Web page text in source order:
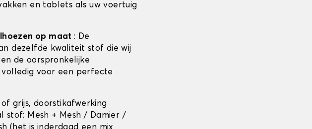
en tablets als uw voertuig
op maat: De
dezelfde kwaliteit stof die wij
de oorspronkelijke
voor een perfecte
grijs, doorstikafwerking
stof: Mesh + Mesh / Damier /